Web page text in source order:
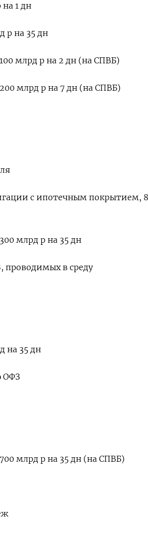
1 дн
р на 35 дн
млрд р на 2 дн (на СПВБ)
млрд р на 7 дн (на СПВБ)
с ипотечным покрытием,
млрд р на 35 дн
проводимых в среду
на 35 дн
ОФЗ
млрд р на 35 дн (на СПВБ)